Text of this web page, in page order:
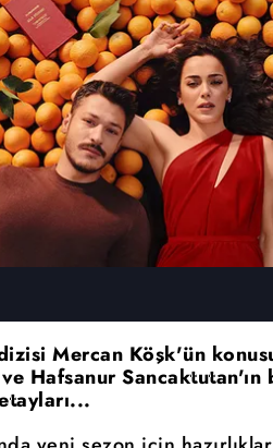
Mercan Köşk'ün
Hafsanur